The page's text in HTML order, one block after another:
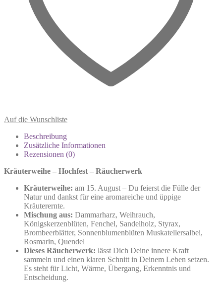
Auf die Wunschliste
Beschreibung
Zusätzliche Informationen
Rezensionen (0)
Kräuterweihe – Hochfest – Räucherwerk
Kräuterweihe: am 15. August – Du feierst die Fülle der
Natur und dankst für eine aromareiche und üppige
Kräuterernte.
Mischung aus: Dammarharz, Weihrauch,
Königskerzenblüten, Fenchel, Sandelholz, Styrax,
Brombeerblätter, Sonnenblumenblüten Muskatellersalbei,
Rosmarin, Quendel
Dieses Räucherwerk: lässt Dich Deine innere Kraft
sammeln und einen klaren Schnitt in Deinem Leben setzen.
Es steht für Licht, Wärme, Übergang, Erkenntnis und
Entscheidung.